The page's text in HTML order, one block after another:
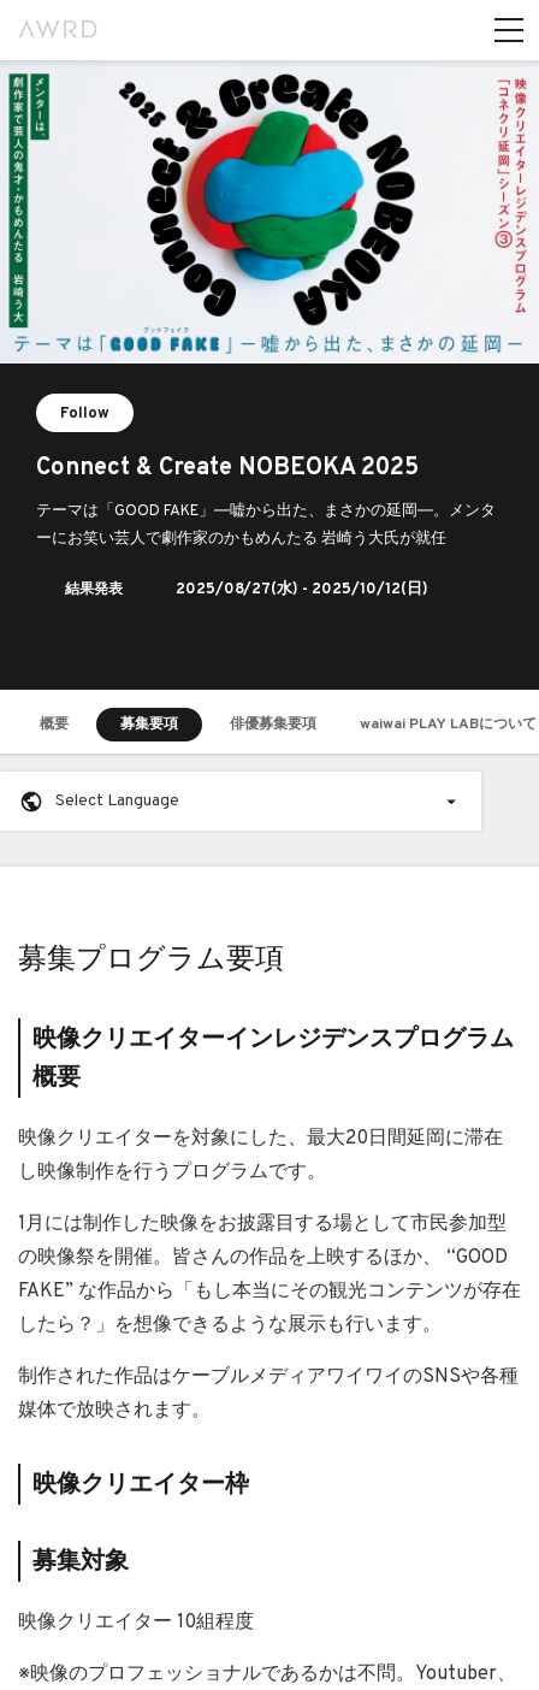
Follow
Connect & Create NOBEOKA 2025
テーマは「GOOD FAKE」―嘘から出た、まさかの延岡―。メンタ
ーにお笑い芸人で劇作家のかもめんたる 岩崎う大氏が就任
結果発表 2025/08/27(水) - 2025/10/12(日)
概要 募集要項 俳優募集要項 waiwai PLAY LABについて
Select Language
募集プログラム要項
映像クリエイターインレジデンスプログラム
概要
映像クリエイターを対象にした、最大20日間延岡に滞在
し映像制作を行うプログラムです。
1月には制作した映像をお披露目する場として市民参加型
の映像祭を開催。皆さんの作品を上映するほか、 “GOOD
FAKE” な作品から「もし本当にその観光コンテンツが存在
したら？」を想像できるような展示も行います。
制作された作品はケーブルメディアワイワイのSNSや各種
媒体で放映されます。
映像クリエイター枠
募集対象
映像クリエイター 10組程度
※映像のプロフェッショナルであるかは不問。Youtuber、